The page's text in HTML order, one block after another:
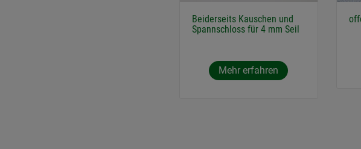
Beiderseits Kauschen und
Spannschloss für 4 mm Seil
Mehr erfahren